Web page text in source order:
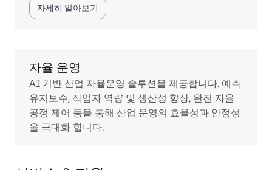
자세히 알아보기
자율 운영
AI 기반 산업 자율운영 솔루션을 제공합니다. 예측
유지보수, 작업자 역량 및 생산성 향상, 완전 자율
공정 제어 등을 통해 산업 운영의 효율성과 안정성
을 극대화 합니다.